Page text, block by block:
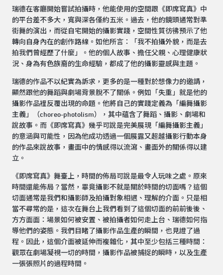
瑞德在客廳開始嘗試拍攝時，他能使用的空間跟《即席寫真》中
的平台差不多大，寬與深各僅約五米。過去，他的鏡頭通常對準
街舞的演出，而從自宅開始的攝影實踐，空間性質彷彿預示了他
轉向自身內在的創作路線。如他所言：「我不拍攝外貌，而是去
拍我們曾經歷了什麼」。他的個人故事、擔任父親、心理健康狀
況、身為有色族裔的生命經驗，都成了他的攝影靈感與主題。
瑞德的作品不以紀實為訴求，更多的是一種對於想像力的邀請，
顯然跟他的舞蹈與劇場背景脫不了關係。例如「失重」就是他的
攝影作品裡反覆出現的命題。他將自己的實踐定義為「編舞攝影
主義」（choreo-photolism），其中蘊含了舞蹈、攝影、劇場和
說故事。而《即席寫真》幾乎可說是完美展現「編舞攝影主義」
的意涵與可能性，因為他成功透過一個展露又超越攝影行動本身
的作品來說故事，畫面中的情感得以流瀉、畫面外的關係得以建
立。
《即席寫真》舞臺上，時間的佈局可說是最令人玩味之處。原來
時間還能佈局？當然，畢竟攝影不就是關於時間的切面嗎？這個
切面通常是我們和攝影師及拍攝對象相遇、理解的介面。只是相
當不尋常的是，這次在舞台上我們看到了這個切面的前前後後、
方方面面：場景如何被安置、被拍攝者如何走上台、瑞德如何指
導他們的姿態。我們目睹了攝影作品生產的瞬間，也見證了過
程。因此，這個介面被延伸而複雜化，其中至少包括三種時間：
觀眾在劇場凝視一切的時間，攝影作品被捕捉的瞬時，以及生產
一張張照片的過程時間。